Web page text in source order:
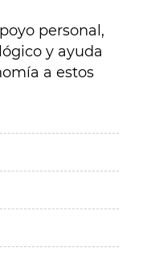
personal,
y ayuda
a estos